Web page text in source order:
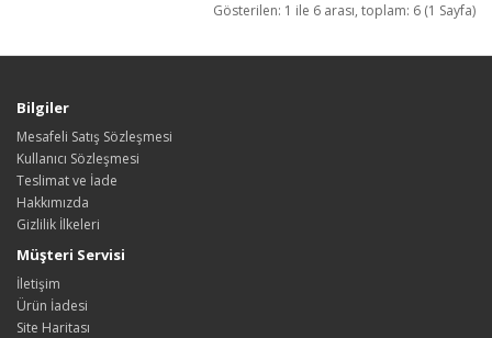
Gösterilen: 1 ile 6 arası, toplam: 6 (1 Sayfa)
Bilgiler
Mesafeli Satış Sözleşmesi
Kullanıcı Sözleşmesi
Teslimat ve İade
Hakkımızda
Gizlilik İlkeleri
Müşteri Servisi
İletişim
Ürün İadesi
Site Haritası